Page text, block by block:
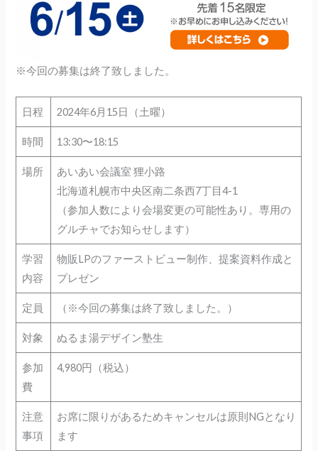
※今回の募集は終了致しました。
日程 2024年6月15日（土曜）
時間 13:30〜18:15
場所
あいあい会議室 狸小路
北海道札幌市中央区南二条西7丁目4-1
（参加人数により会場変更の可能性あり。専用の
グルチャでお知らせします）
学習
内容
物販LPのファーストビュー制作、提案資料作成と
プレゼン
定員 （※今回の募集は終了致しました。）
対象 ぬるま湯デザイン塾生
参加
費
4,980円（税込）
注意
事項
お席に限りがあるためキャンセルは原則NGとなり
ます